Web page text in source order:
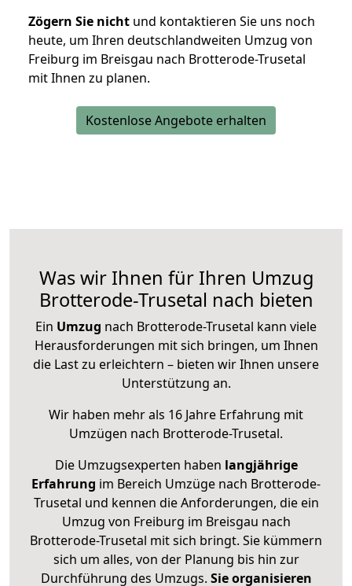
Zögern Sie nicht und kontaktieren Sie uns noch
heute, um Ihren deutschlandweiten Umzug von
Freiburg im Breisgau nach Brotterode-Trusetal
mit Ihnen zu planen.
Kostenlose Angebote erhalten
Was wir Ihnen für Ihren Umzug
Brotterode-Trusetal nach bieten
Ein Umzug nach Brotterode-Trusetal kann viele
Herausforderungen mit sich bringen, um Ihnen
die Last zu erleichtern – bieten wir Ihnen unsere
Unterstützung an.
Wir haben mehr als 16 Jahre Erfahrung mit
Umzügen nach Brotterode-Trusetal.
Die Umzugsexperten haben langjährige
Erfahrung im Bereich Umzüge nach Brotterode-
Trusetal und kennen die Anforderungen, die ein
Umzug von Freiburg im Breisgau nach
Brotterode-Trusetal mit sich bringt. Sie kümmern
sich um alles, von der Planung bis hin zur
Durchführung des Umzugs. Sie organisieren